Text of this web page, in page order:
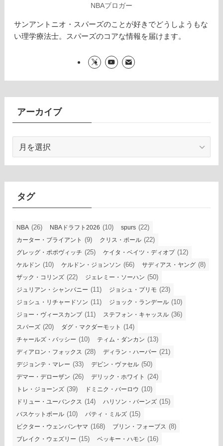
NBAブロガー
サンアントニオ・スパーズのことが好きでどうしようもな
い理学療法士。スパーズのコアな情報を届けます。
アーカイブ
カ
タグ
NBA (26) NBAドラフト2026 (10) spurs (22)
カーター・ブライアント (9) クリス・ポール (22)
グレッグ・ポポヴィッチ (25) ケイタ・ベイツ・ディオプ(12)
ケルドン (10) ケルドン・ジョンソン (66) サディアス・ヤング (8)
ザック・コリンズ (22) ジェレミー・ソーハン (50)
ジュリアン・シャンパニー (11) ジョシュ・プリモ (23)
ジョシュ・リチャードソン (11) ジョック・ランデール (10)
ジョー・ヴィースカンプ(11) ステフォン・キャッスル (36)
スパーズ (20) ダグ・マクダーモット (14)
チャールズ・バッシー (10) ティム・ダンカン (13)
ディアロン・フォックス (28) ディラン・ハーパー (21)
デジョンテ・マレー (33) デビン・ヴァセル (50)
デマー・デローザン (26) デリック・ホワイト (24)
トレ・ジョーンズ (39) ドミニク・バーロウ (10)
ドリュー・ユーバンクス (14) ハリソン・バーンズ (15)
バスケットボール (10) パティ・ミルズ (15)
ビクター・ウェンバンヤマ (168) ブリン・フォーブス (8)
ブレイク・ウェズリー (15) ベッキー・ハモン (16)